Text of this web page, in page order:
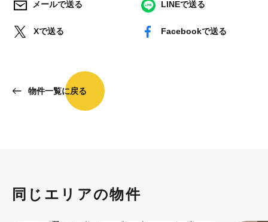
メールで送る LINEで送る
Xで送る Facebookで送る
物件一覧に戻る
同じエリアの物件